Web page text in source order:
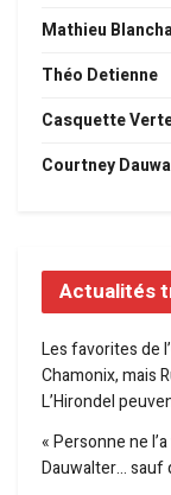
Mathieu
Théo Detienne
Casquette
Courtney
Actualités
Les favorites de
Chamonix, mais
L’Hirondel
« Personne ne
Dauwalter… sauf